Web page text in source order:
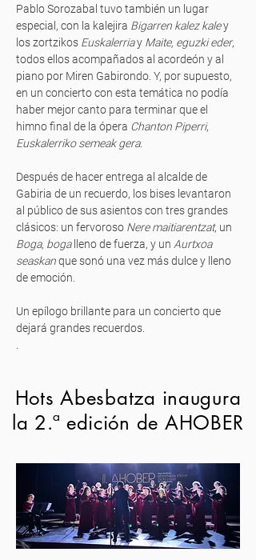
Pablo Sorozabal tuvo también un lugar
especial, con la kalejira Bigarren kalez kaley
los zortzikos Euskalerriay Maite, eguzki eder,
todos ellos acompañados al acordeón y al
piano por Miren Gabirondo. Y, por supuesto,
en un concierto con esta temática no podía
haber mejor canto para terminar que el
himno final de la ópera Chanton Piperri,
Euskalerriko semeak gera.
Después de hacer entrega al alcalde de
Gabiria de un recuerdo, los bises levantaron
al público de sus asientos con tres grandes
clásicos: un fervoroso Nere maitiarentzat, un
Boga, bogalleno de fuerza, y un Aurtxoa
seaskanque sonó una vez más dulce y lleno
de emoción.
Un epílogo brillante para un concierto que
dejará grandes recuerdos.
Hots Abesbatza inaugura
la 2.ª edición de AHOBER